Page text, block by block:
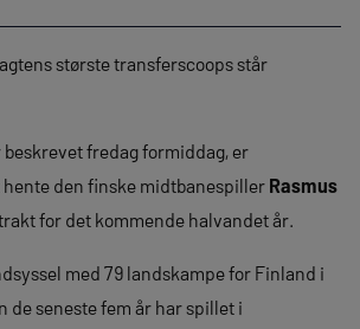
største transferscoops står
fredag formiddag, er
den finske midtbanespiller Rasmus
for det kommende halvandet år.
med 79 landskampe for Finland i
de seneste fem år har spillet i